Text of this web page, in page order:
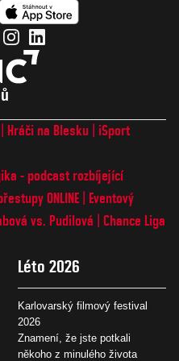
Hráči na Blesku
iSport
- podcast rozbíjející
ONLINE
Eventový
vs. Pudilová
Chance Liga
Léto 2026
Karlovarský filmový festival
2026
Znamení, že jste potkali
někoho z minulého života